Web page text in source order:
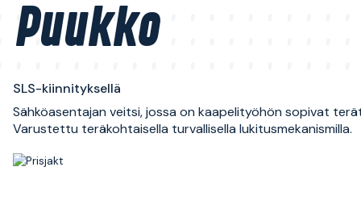
Puukko
SLS-kiinnityksellä
Sähköasentajan veitsi, jossa on kaapelityöhön sopivat
Varustettu teräkohtaisella turvallisella lukitusmekanismilla.